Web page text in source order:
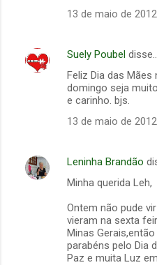
13 de maio de
Suely Poubel
Feliz Dia das Mães
domingo seja
e carinho. bjs.
13 de maio de
Leninha Brandão
Minha querida Leh,
Ontem não pude
vieram na sexta
Minas
parabéns pelo Dia
Paz e muita Luz